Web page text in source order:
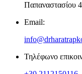
Παπαναστασίου
Email:
Τηλέφωνο